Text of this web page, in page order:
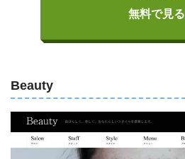
無料で見る
Beauty